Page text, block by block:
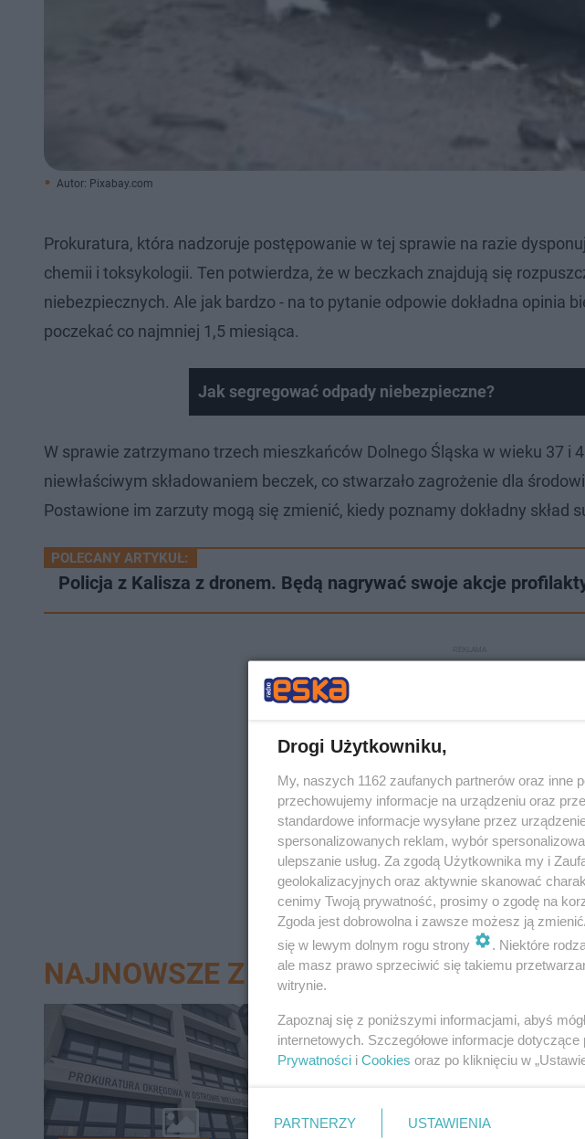
Autor: Pixabay.com
Prokuratura, która nadzoruje postępowanie w tej sprawie na razie
chemii i toksykologii. Ten potwierdza, że w beczkach znajdują się
niebezpiecznych. Ale jak bardzo - na to pytanie odpowie dokładna opinia
poczekać co najmniej 1,5 miesiąca.
Jak segregować odpady niebezpieczne?
W sprawie zatrzymano trzech mieszkańców Dolnego Śląska w wieku 37 i
niewłaściwym składowaniem beczek, co stwarzało zagrożenie dla
Postawione im zarzuty mogą się zmienić, kiedy poznamy dokładny skład
POLECANY ARTYKUŁ:
Policja z Kalisza z dronem. Będą nagrywać swoje akcje
NAJNOWSZE Z DZIAŁU KALISZ
Drogi Użytkowniku,
My, naszych 1162 zaufanych partnerów oraz
przechowujemy informacje na urządzeniu oraz
standardowe informacje wysyłane przez
spersonalizowanych reklam, wybór
ulepszanie usług. Za zgodą Użytkownika my i
geolokalizacyjnych oraz aktywnie skanować
cenimy Twoją prywatność, prosimy o zgodę na
Zgoda jest dobrowolna i zawsze możesz ją
się w lewym dolnym rogu strony
. Niektóre
ale masz prawo sprzeciwić się takiemu
witrynie.
Zapoznaj się z poniższymi informacjami, abyś
internetowych. Szczegółowe informacje
Prywatności i Cookies oraz po kliknięciu w
PARTNERZY USTAWIENIA